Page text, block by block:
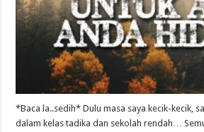
*Baca la..sedih* Dulu masa saya kecik-kecik,
dalam kelas tadika dan sekolah rendah…